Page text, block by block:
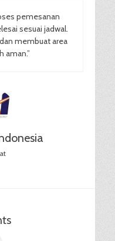
pemesanan
sesuai jadwal.
membuat area
aman.”